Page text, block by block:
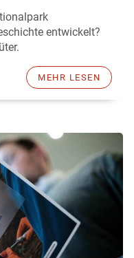
entwickelt?
MEHR LESEN